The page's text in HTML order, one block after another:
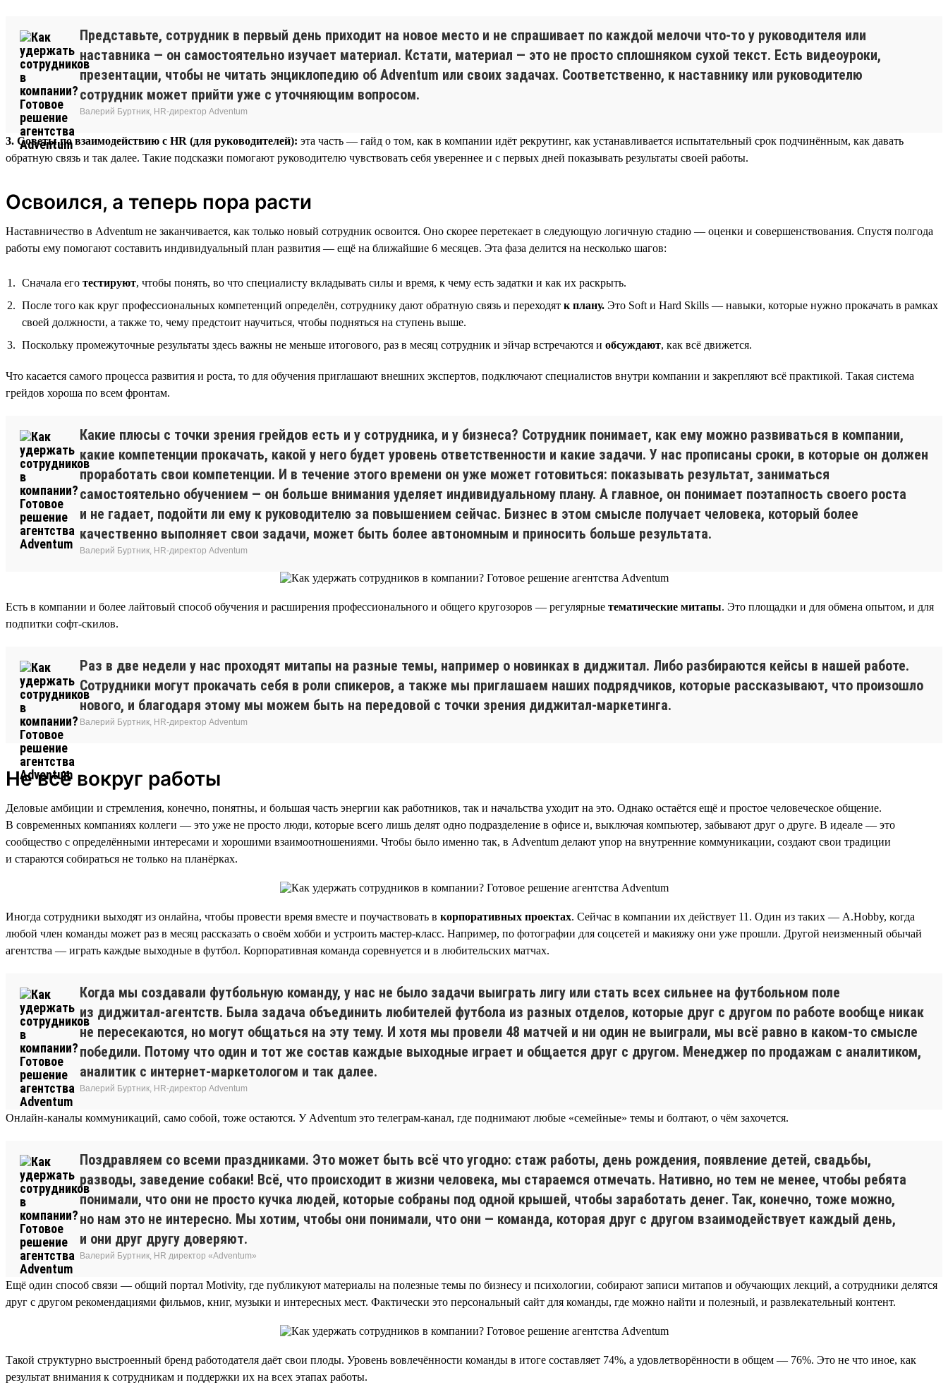
Представьте, сотрудник в первый день приходит на новое место и не спрашивает по каждой мелочи что-то у руководителя или
наставника — он самостоятельно изучает материал. Кстати, материал — это не просто сплошняком сухой текст. Есть видеоуроки,
презентации, чтобы не читать энциклопедию об Adventum или своих задачах. Соответственно, к наставнику или руководителю
сотрудник может прийти уже с уточняющим вопросом.
Валерий Буртник, HR-директор Adventum
3. Советы по взаимодействию с HR (для руководителей): эта часть — гайд о том, как в компании идёт рекрутинг, как устанавливается испытательный срок подчинённым, как давать
обратную связь и так далее. Такие подсказки помогают руководителю чувствовать себя увереннее и с первых дней показывать результаты своей работы.
Освоился, а теперь пора расти
Наставничество в Adventum не заканчивается, как только новый сотрудник освоится. Оно скорее перетекает в следующую логичную стадию — оценки и совершенствования. Спустя полгода
работы ему помогают составить индивидуальный план развития — ещё на ближайшие 6 месяцев. Эта фаза делится на несколько шагов:
Сначала его тестируют, чтобы понять, во что специалисту вкладывать силы и время, к чему есть задатки и как их раскрыть.
После того как круг профессиональных компетенций определён, сотруднику дают обратную связь и переходят к плану. Это Soft и Hard Skills — навыки, которые нужно прокачать в рамках
своей должности, а также то, чему предстоит научиться, чтобы подняться на ступень выше.
Поскольку промежуточные результаты здесь важны не меньше итогового, раз в месяц сотрудник и эйчар встречаются и обсуждают, как всё движется.
Что касается самого процесса развития и роста, то для обучения приглашают внешних экспертов, подключают специалистов внутри компании и закрепляют всё практикой. Такая система
грейдов хороша по всем фронтам.
Какие плюсы с точки зрения грейдов есть и у сотрудника, и у бизнеса? Сотрудник понимает, как ему можно развиваться в компании,
какие компетенции прокачать, какой у него будет уровень ответственности и какие задачи. У нас прописаны сроки, в которые он должен
проработать свои компетенции. И в течение этого времени он уже может готовиться: показывать результат, заниматься
самостоятельно обучением — он больше внимания уделяет индивидуальному плану. А главное, он понимает поэтапность своего роста
и не гадает, подойти ли ему к руководителю за повышением сейчас. Бизнес в этом смысле получает человека, который более
качественно выполняет свои задачи, может быть более автономным и приносить больше результата.
Валерий Буртник, HR-директор Adventum
Есть в компании и более лайтовый способ обучения и расширения профессионального и общего кругозоров — регулярные тематические митапы. Это площадки и для обмена опытом, и для
подпитки софт-скилов.
Раз в две недели у нас проходят митапы на разные темы, например о новинках в диджитал. Либо разбираются кейсы в нашей работе.
Сотрудники могут прокачать себя в роли спикеров, а также мы приглашаем наших подрядчиков, которые рассказывают, что произошло
нового, и благодаря этому мы можем быть на передовой с точки зрения диджитал-маркетинга.
Валерий Буртник, HR-директор Adventum
Не всё вокруг работы
Деловые амбиции и стремления, конечно, понятны, и большая часть энергии как работников, так и начальства уходит на это. Однако остаётся ещё и простое человеческое общение.
В современных компаниях коллеги — это уже не просто люди, которые всего лишь делят одно подразделение в офисе и, выключая компьютер, забывают друг о друге. В идеале — это
сообщество с определёнными интересами и хорошими взаимоотношениями. Чтобы было именно так, в Adventum делают упор на внутренние коммуникации, создают свои традиции
и стараются собираться не только на планёрках.
Иногда сотрудники выходят из онлайна, чтобы провести время вместе и поучаствовать в корпоративных проектах. Сейчас в компании их действует 11. Один из таких — A.Hobby, когда
любой член команды может раз в месяц рассказать о своём хобби и устроить мастер-класс. Например, по фотографии для соцсетей и макияжу они уже прошли. Другой неизменный обычай
агентства — играть каждые выходные в футбол. Корпоративная команда соревнуется и в любительских матчах.
Когда мы создавали футбольную команду, у нас не было задачи выиграть лигу или стать всех сильнее на футбольном поле
из диджитал-агентств. Была задача объединить любителей футбола из разных отделов, которые друг с другом по работе вообще никак
не пересекаются, но могут общаться на эту тему. И хотя мы провели 48 матчей и ни один не выиграли, мы всё равно в каком-то смысле
победили. Потому что один и тот же состав каждые выходные играет и общается друг с другом. Менеджер по продажам с аналитиком,
аналитик с интернет-маркетологом и так далее.
Валерий Буртник, HR-директор Adventum
Онлайн-каналы коммуникаций, само собой, тоже остаются. У Adventum это телеграм-канал, где поднимают любые «семейные» темы и болтают, о чём захочется.
Поздравляем со всеми праздниками. Это может быть всё что угодно: стаж работы, день рождения, появление детей, свадьбы,
разводы, заведение собаки! Всё, что происходит в жизни человека, мы стараемся отмечать. Нативно, но тем не менее, чтобы ребята
понимали, что они не просто кучка людей, которые собраны под одной крышей, чтобы заработать денег. Так, конечно, тоже можно,
но нам это не интересно. Мы хотим, чтобы они понимали, что они — команда, которая друг с другом взаимодействует каждый день,
и они друг другу доверяют.
Валерий Буртник, HR директор «Adventum»
Ещё один способ связи — общий портал Motivity, где публикуют материалы на полезные темы по бизнесу и психологии, собирают записи митапов и обучающих лекций, а сотрудники делятся
друг с другом рекомендациями фильмов, книг, музыки и интересных мест. Фактически это персональный сайт для команды, где можно найти и полезный, и развлекательный контент.
Такой структурно выстроенный бренд работодателя даёт свои плоды. Уровень вовлечённости команды в итоге составляет 74%, а удовлетворённости в общем — 76%. Это не что иное, как
результат внимания к сотрудникам и поддержки их на всех этапах работы.